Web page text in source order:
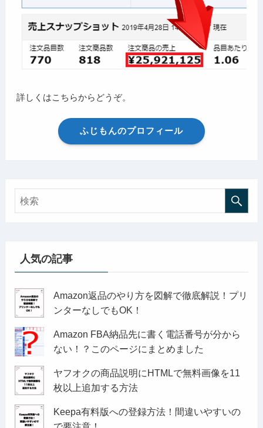
詳しくはこちらからどうぞ。
ふじもんのプロフィール
人気の記事
Amazon返品のやり方を図解で徹底解説！プリ
ンターなしでもOK！
Amazon FBA納品先に書く電話番号が分から
ない！？このページにまとめました
ヤフオクの商品説明にHTMLで無料画像を11
枚以上追加する方法
Keepa有料版への登録方法！間違いやすいの